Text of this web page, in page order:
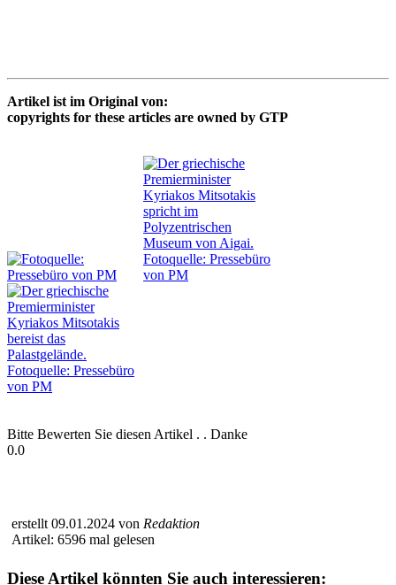
Artikel ist im Original von:
copyrights for these articles are owned by GTP
Bitte Bewerten Sie diesen Artikel . . Danke
0.0
erstellt 09.01.2024 von Redaktion
Artikel: 6596 mal gelesen
Diese Artikel könnten Sie auch interessieren: